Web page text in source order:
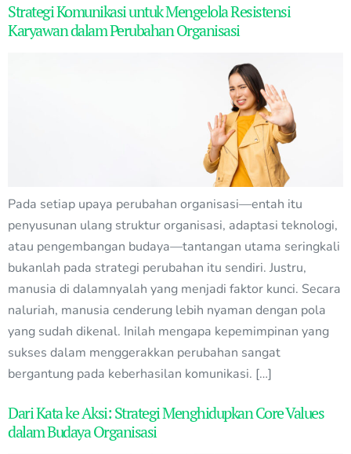
Strategi Komunikasi untuk Mengelola Resistensi
Karyawan dalam Perubahan Organisasi
Pada setiap upaya perubahan organisasi—entah itu
penyusunan ulang struktur organisasi, adaptasi teknologi,
atau pengembangan budaya—tantangan utama seringkali
bukanlah pada strategi perubahan itu sendiri. Justru,
manusia di dalamnyalah yang menjadi faktor kunci. Secara
naluriah, manusia cenderung lebih nyaman dengan pola
yang sudah dikenal. Inilah mengapa kepemimpinan yang
sukses dalam menggerakkan perubahan sangat
bergantung pada keberhasilan komunikasi. […]
Dari Kata ke Aksi: Strategi Menghidupkan Core Values
dalam Budaya Organisasi